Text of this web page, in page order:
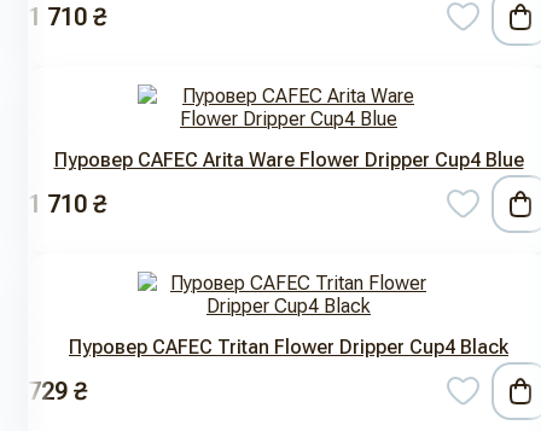
1 710 ₴
Пуровер CAFEC Arita Ware Flower Dripper Cup4 Blue
1 710 ₴
Пуровер CAFEC Tritan Flower Dripper Cup4 Black
729 ₴